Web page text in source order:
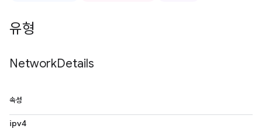
유형
NetworkDetails
속성
ipv4